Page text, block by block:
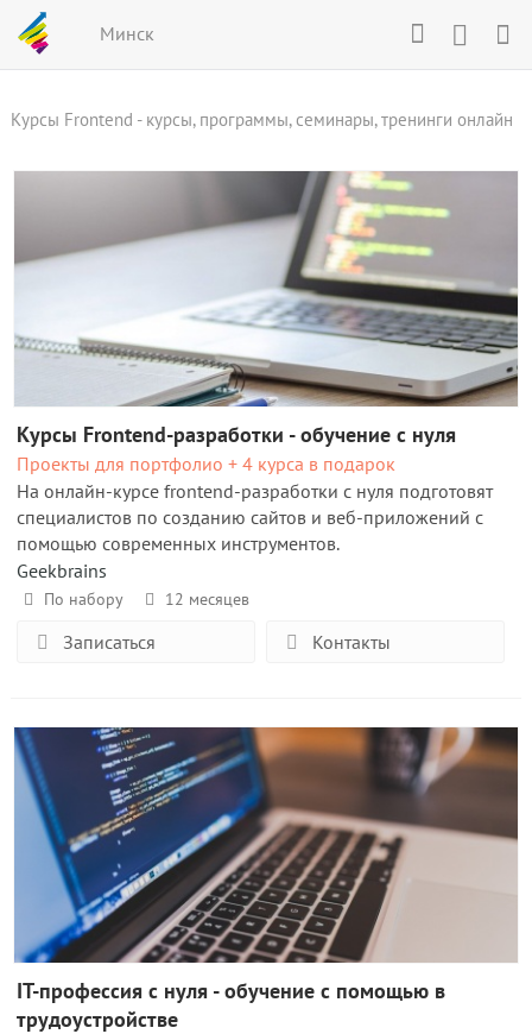
Минск
Курсы Frontend - курсы, программы, семинары, тренинги онлайн
Курсы Frontend-разработки - обучение с нуля
Проекты для портфолио + 4 курса в подарок
На онлайн-курсе frontend-разработки с нуля подготовят
специалистов по созданию сайтов и веб-приложений с
помощью современных инструментов.
Geekbrains
По набору 12 месяцев
Записаться Контакты
IT-профессия с нуля - обучение с помощью в
трудоустройстве